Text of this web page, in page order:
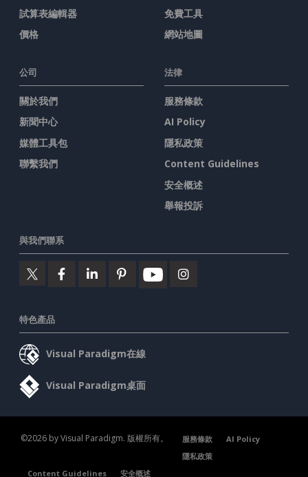
試算表編輯器
價格
免費工具
網站地圖
公司
關於我們
新聞中心
媒體工具包
聯繫我們
法律
服務條款
AI Policy
隱私政策
Content Guidelines
安全概述
舉報投訴
與我們聯系
特色產品
Visual Paradigm在線
Visual Paradigm桌面
©2026 by Visual Paradigm. 版權所有。 服務條款
AI Policy
隱私政策
Content Guidelines
安全概述